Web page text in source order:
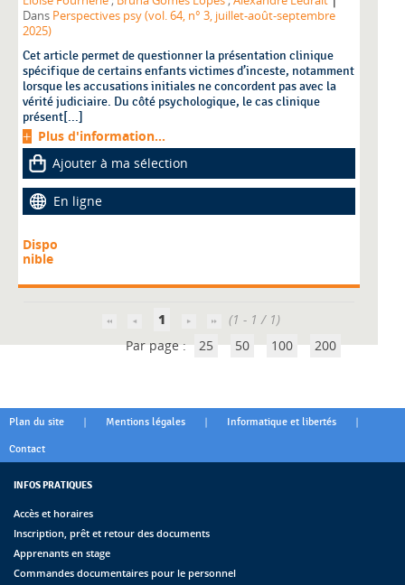
Dans Perspectives psy (vol. 64, n° 3, juillet-août-septembre
2025)
Cet article permet de questionner la présentation clinique
spécifique de certains enfants victimes d’inceste, notamment
lorsque les accusations initiales ne concordent pas avec la
vérité judiciaire. Du côté psychologique, le cas clinique
présent[...]
Plus d'information...
Ajouter à ma sélection
En ligne
Dispo
nible
1
(1 - 1 / 1)
Par page : 25 50 100 200
Plan du site | Mentions légales | Informatique et libertés |
Contact
INFOS PRATIQUES
Accès et horaires
Inscription, prêt et retour des documents
Apprenants en stage
Commandes documentaires pour le personnel